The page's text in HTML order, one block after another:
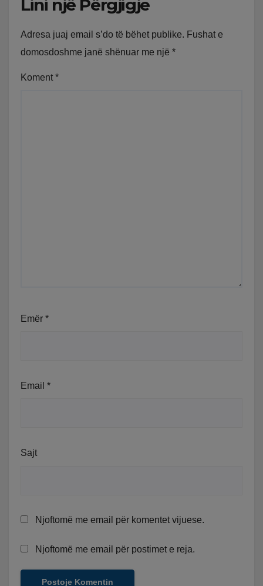
Lini një Përgjigje
Adresa juaj email s’do të bëhet publike. Fushat e
domosdoshme janë shënuar me një *
Koment *
Emër *
Email *
Sajt
Njoftomë me email për komentet vijuese.
Njoftomë me email për postimet e reja.